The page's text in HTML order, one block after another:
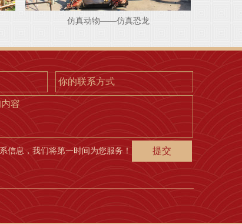
仿真动物——仿真恐龙
容
信息，我们将第一时间为您服务！